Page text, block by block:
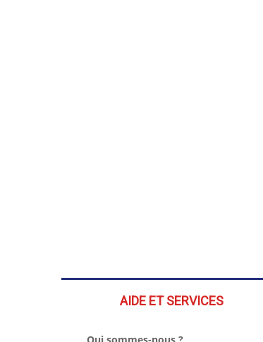
AIDE ET SERVICES